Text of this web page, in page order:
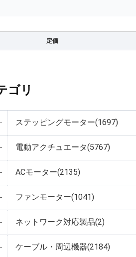
定価
ゴリ
ステッピングモーター(1697)
電動アクチュエータ(5767)
ACモーター(2135)
ファンモーター(1041)
ネットワーク対応製品(2)
ケーブル・周辺機器(2184)